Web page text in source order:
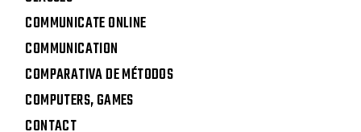
COMMUNICATE ONLINE
COMMUNICATION
COMPARATIVA DE MÉTODOS
COMPUTERS, GAMES
CONTACT